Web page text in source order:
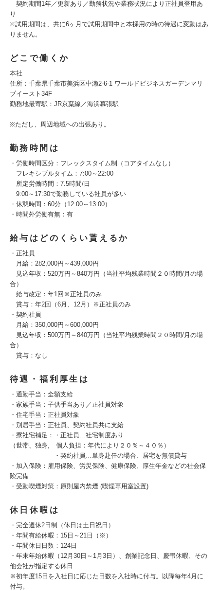
契約期間1年／更新あり／勤務状況や業務状況により正社員登用あ
り
※試用期間は、共に6ヶ月で試用期間中と本採用の時の待遇に変動はあ
りません。
どこで働くか
本社
住所：千葉県千葉市美浜区中瀬2-6-1 ワールドビジネスガーデンマリ
ブイースト34F
勤務地最寄駅：JR京葉線／海浜幕張駅
※ただし、周辺地域への出張あり。
勤務時間は
・労働時間区分：フレックスタイム制（コアタイムなし）
フレキシブルタイム：7:00～22:00
所定労働時間：7.5時間/日
9:00～17:30で勤務している社員が多い
・休憩時間：60分（12:00～13:00）
・時間外労働有無：有
給与はどのくらい貰えるか
・正社員
月給：282,000円～439,000円
見込年収：520万円～840万円（当社平均残業時間２０時間/月の場
合）
給与改定：年1回※正社員のみ
賞与：年2回（6月、12月）※正社員のみ
・契約社員
月給：350,000円～600,000円
見込年収：500万円～840万円（当社平均残業時間２０時間/月の場
合）
賞与：なし
待遇・福利厚生は
・通勤手当：全額支給
・家族手当：子供手当あり／正社員対象
・住宅手当：正社員対象
・別居手当：正社員、契約社員共に支給
・寮社宅補足：・正社員…社宅制度あり
（世帯、独身, 個人負担：年代により２０％～４０％）
・契約社員…単身赴任の場合、居宅を無償貸与
・加入保険：雇用保険、労災保険、健康保険、厚生年金などの社会保
険完備
・受動喫煙対策：原則屋内禁煙 (喫煙専用室設置)
休日休暇は
・完全週休2日制（休日は土日祝日）
・年間有給休暇：15日～21日（※）
・年間休日日数：124日
・年末年始休暇（12月30日～1月3日）、創業記念日、慶弔休暇、その
他会社が指定する休日
※初年度15日を入社日に応じた日数を入社時に付与。以降毎年4月に
付与。